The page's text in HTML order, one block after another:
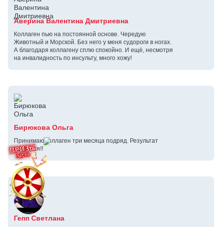
Аверина Валентина Дмитриевна
Коллаген пью на постоянной основе. Чередую
Животный и Морской. Без него у меня судороги в ногах.
А благодаря коллагену сплю спокойно. И ещё, несмотря
на инвалидность по инсульту, много хожу!
Бирюкова Ольга
Принимаю коллаген три месяца подряд. Результат
нравится!!
Гепп Светлана